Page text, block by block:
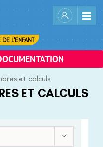
DE L'ENFANT
et calculs
ET CALCULS